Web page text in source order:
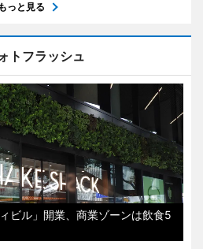
もっと見る
トフラッシュ
ビル」開業、商業ゾーンは飲食5